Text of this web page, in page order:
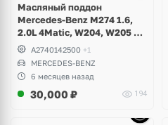
Масляный поддон
Mercedes-Benz M274 1.6,
2.0L 4Matic, W204, W205 C-
Class, GLK, W212, W213 E-
Class, W253 GLC
A2740142500 +1
MERCEDES-BENZ
6 месяцев назад
30,000 ₽ 194